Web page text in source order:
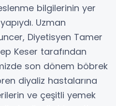
bilgilerinin yer
Uzman
Diyetisyen Tamer
Keser tarafından
son dönem böbrek
diyaliz hastalarına
ve çeşitli yemek